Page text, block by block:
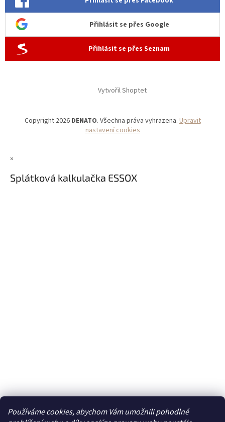
Používáme cookies, abychom Vám umožnili pohodlné
Přihlásit se přes Google
Přihlásit se přes Seznam
Vytvořil Shoptet
Copyright 2026 DENATO. Všechna práva vyhrazena. Upravit
nastavení cookies
×
Splátková kalkulačka ESSOX